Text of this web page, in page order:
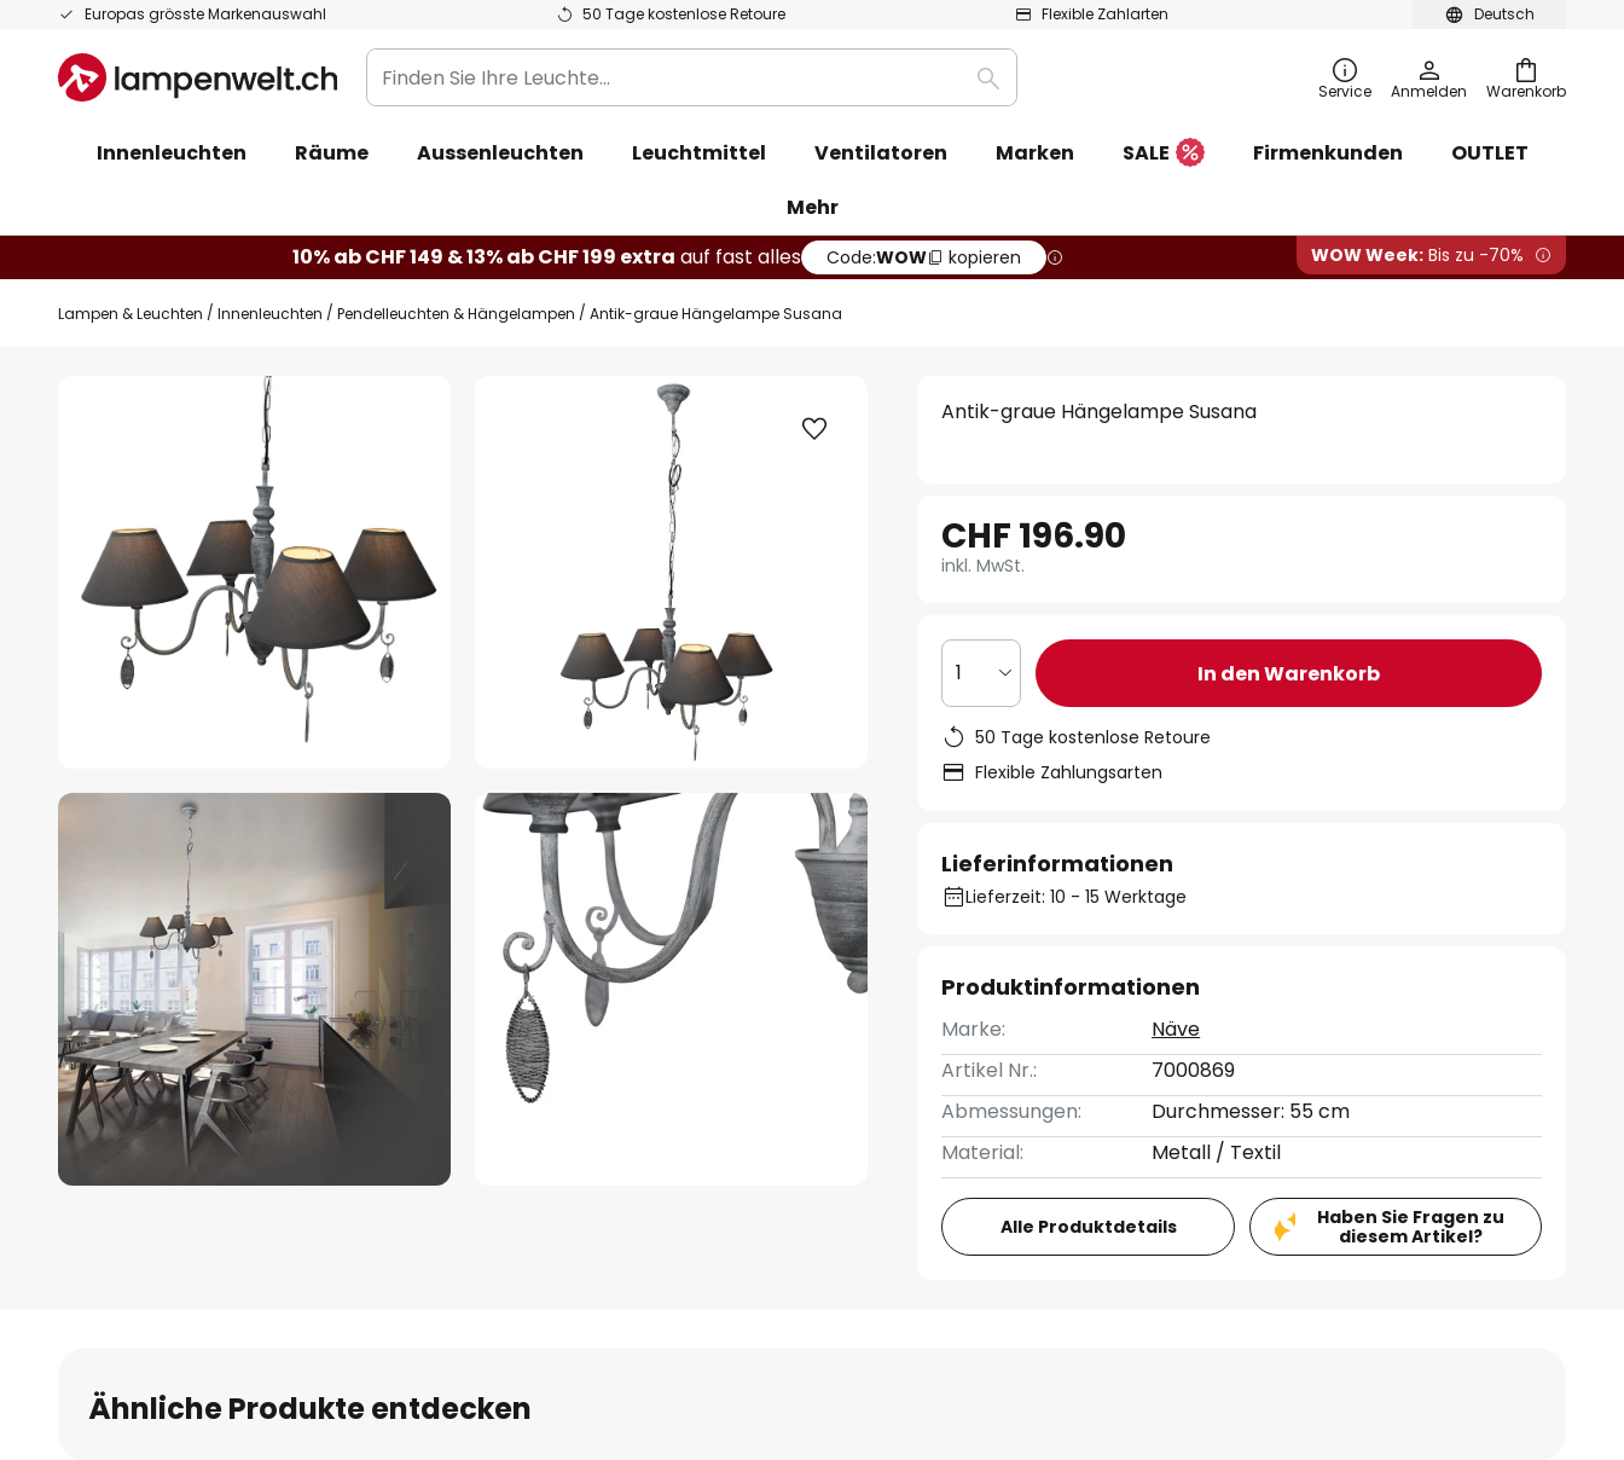
Deutsch
Europas grösste Markenauswahl 50 Tage kostenlose Retoure Flexible Zahlarten
Zum
springen
Warenkorb
Finden
Sie
Leuchte...
Suche Service Anmelden
Innenleuchten Räume Aussenleuchten Leuchtmittel Ventilatoren Marken SALE Firmenkunden
OUTLET
Mehr
10% ab CHF 149 & 13% ab CHF 199 extra auf fast alles Code:WOW kopieren WOW Week: Bis zu -70%
Lampen & Leuchten Innenleuchten Pendelleuchten & Hängelampen Antik-graue Hängelampe Susana
Antik-graue Hängelampe Susana
CHF 196.90
inkl. MwSt.
1 In den Warenkorb
50 Tage kostenlose Retoure
Flexible Zahlungsarten
Lieferinformationen
Lieferzeit: 10 - 15 Werktage
Produktinformationen
Marke:
Näve
Artikel Nr.:
7000869
Abmessungen:
Durchmesser: 55 cm
Material:
Metall / Textil
Alle Produktdetails
Haben Sie Fragen zu
diesem Artikel?
Ähnliche Produkte entdecken